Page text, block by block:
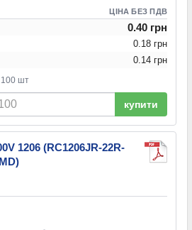
ЦІНА БЕЗ ПДВ
0.40 грн
0.18 грн
0.14 грн
100 шт
купити
1206 (RC1206JR-22R-